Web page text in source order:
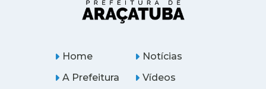
Home
A Prefeitura
Notícias
Vídeos